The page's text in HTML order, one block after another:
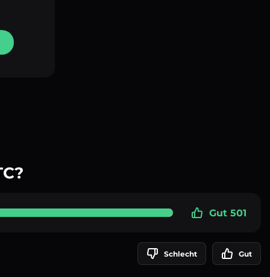
Gut 501
Schlecht Gut